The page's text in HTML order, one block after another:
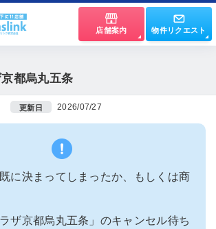
店舗案内 物件リクエスト
都烏丸五条
更新日 2026/07/27
に決まってしまったか、もしくは商
ザ京都烏丸五条」のキャンセル待ち